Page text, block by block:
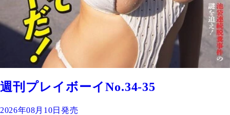
週刊プレイボーイNo.34-35
2026年08月10日発売